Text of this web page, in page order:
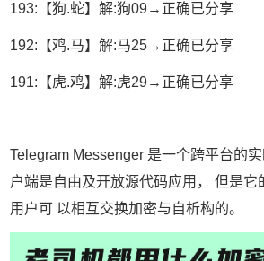
193:【狗.蛇】解:狗09→正确已分享
192:【鸡.马】解:马25→正确已分享
191:【虎.鸡】解:虎29→正确已分享
Telegram Messenger 是一个跨平台的
户端是自由及开放源代码应用， 但是它
用户可 以相互交换加密与自析构的。